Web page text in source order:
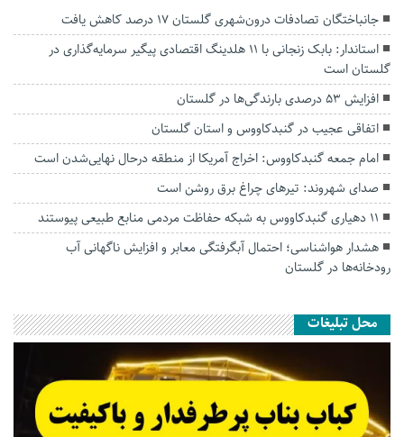
جانباختگان تصادفات درون‌شهری گلستان ۱۷ درصد کاهش یافت
استاندار: بابک زنجانی با ۱۱ هلدینگ اقتصادی پیگیر سرمایه‌گذاری در
گلستان است
افزایش ۵۳ درصدی بارندگی‌ها در گلستان
اتفاقی عجیب در‌ گنبدکاووس و استان گلستان
امام جمعه گنبدکاووس: اخراج آمریکا از منطقه درحال نهایی‌شدن است
صدای شهروند: تیرهای چراغ برق روشن است
۱۱ دهیاری گنبدکاووس به شبکه حفاظت مردمی منابع طبیعی پیوستند
هشدار هواشناسی؛ احتمال آبگرفتگی معابر و افزایش ناگهانی آب
رودخانه‌ها در گلستان
محل تبلیغات